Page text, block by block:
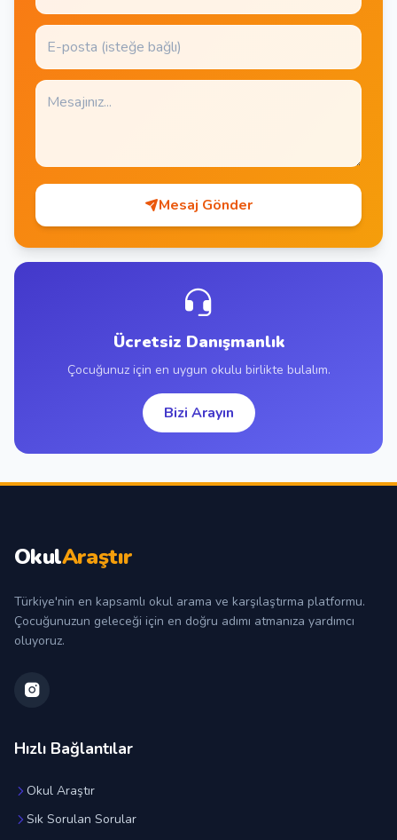
Mesaj Gönder
Ücretsiz Danışmanlık
Çocuğunuz için en uygun okulu birlikte bulalım.
Bizi Arayın
OkulAraştır
Türkiye'nin en kapsamlı okul arama ve karşılaştırma platformu.
Çocuğunuzun geleceği için en doğru adımı atmanıza yardımcı
oluyoruz.
Hızlı Bağlantılar
Okul Araştır
Sık Sorulan Sorular